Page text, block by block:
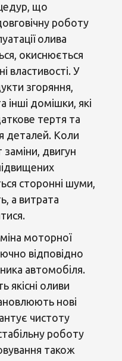
що
роботу
олива
окиснюється
властивості. У
згоряння,
інші домішки, які
тертя та
деталей. Коли
заміни, двигун
сторонні шуми,
а витрата
моторної
відповідно
автомобіля.
якісні оливи
нові
чистоту
роботу
також